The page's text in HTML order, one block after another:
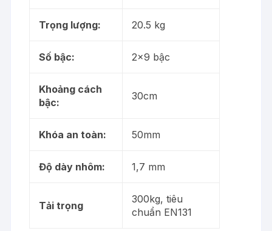
Trọng lượng: 20.5 kg
Số bậc: 2×9 bậc
Khoảng cách
bậc:
30cm
Khóa an toàn: 50mm
Độ dày nhôm: 1,7 mm
Tải trọng
300kg, tiêu
chuẩn EN131